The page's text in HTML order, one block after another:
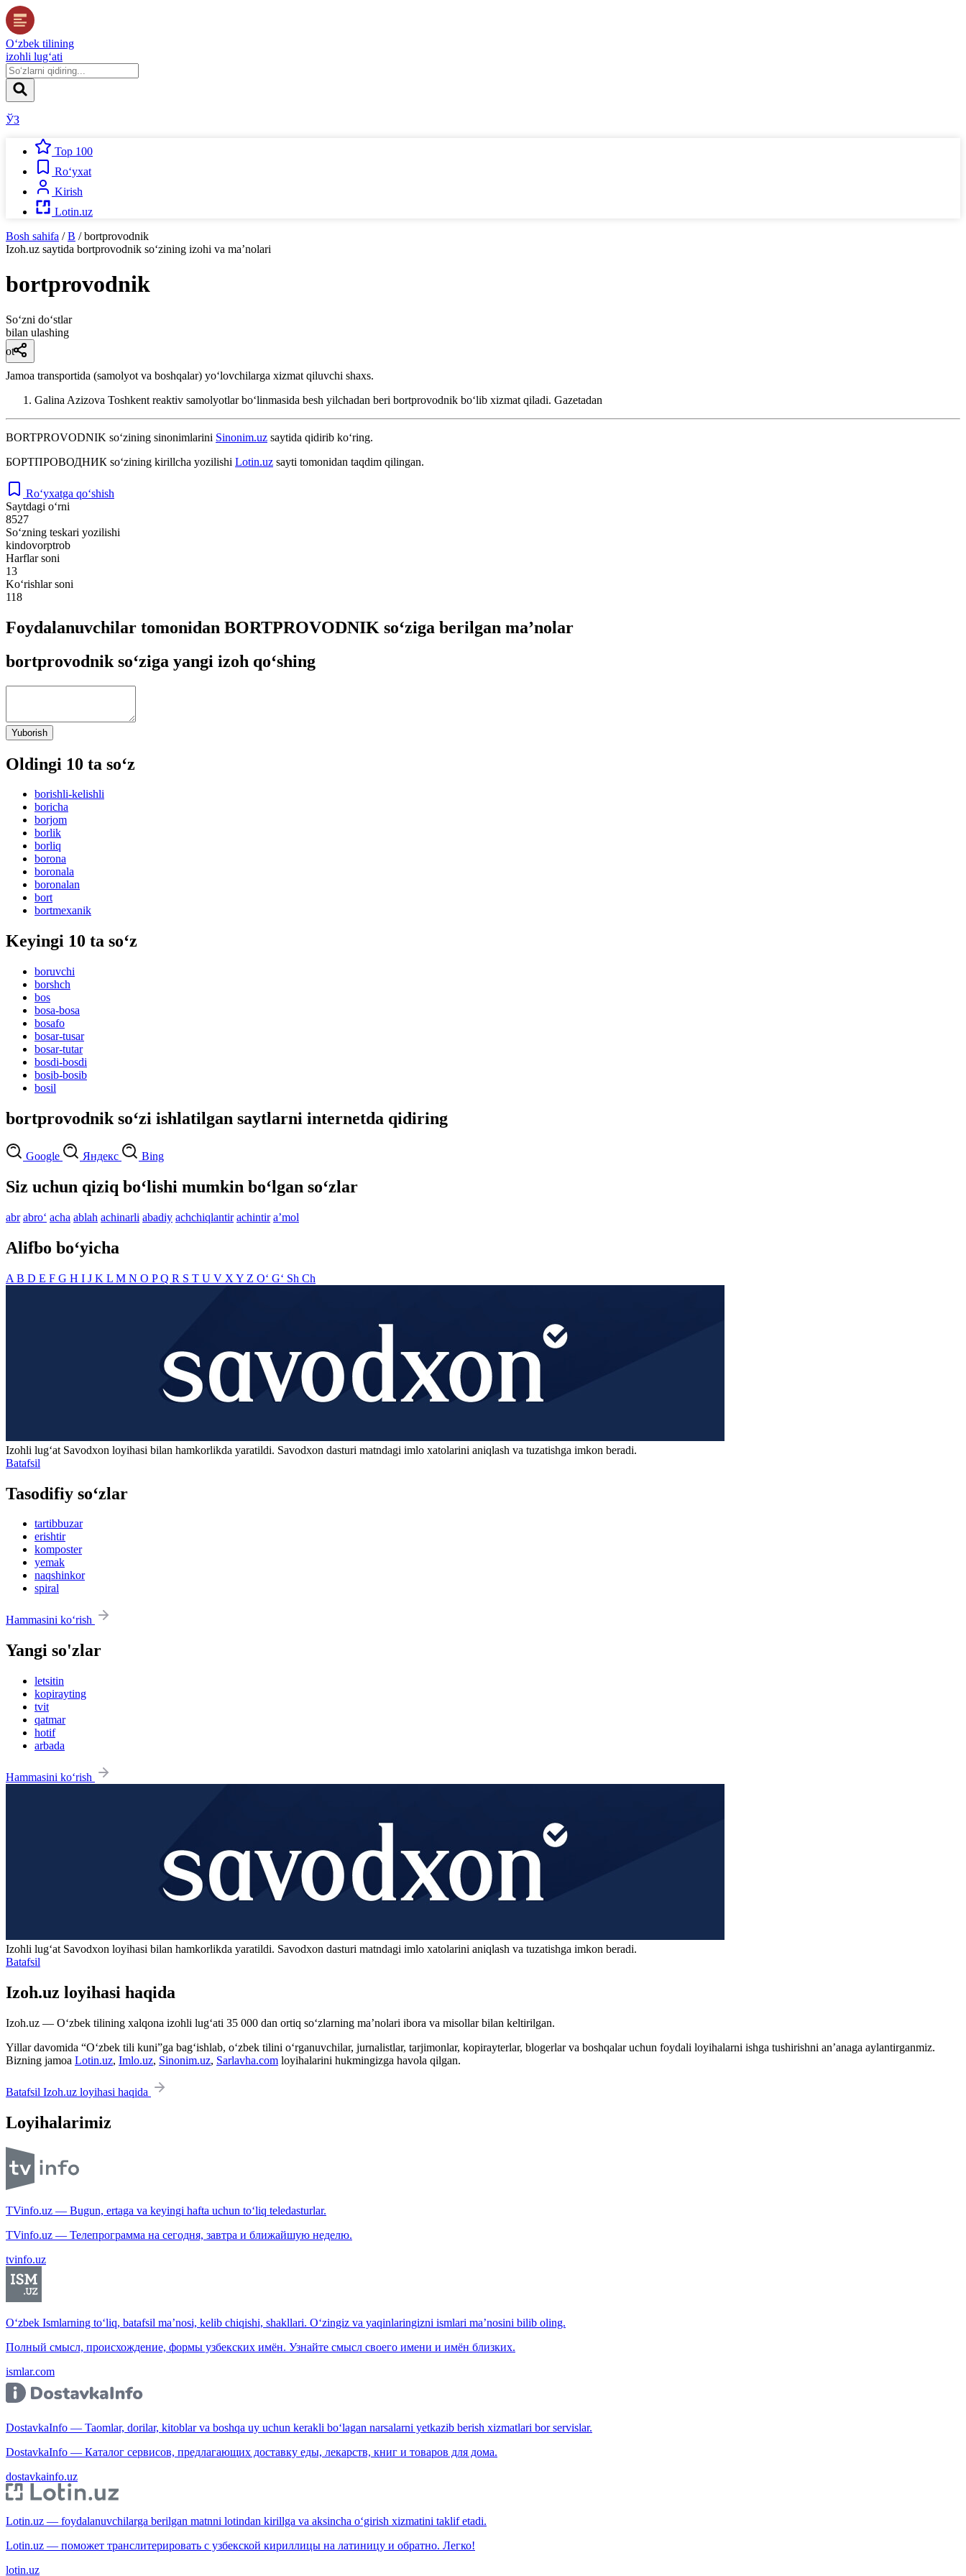
O‘zbek tilining
izohli lug‘ati
ЎЗ
Top 100
Ro‘yxat
Kirish
Lotin.uz
Bosh sahifa / B / bortprovodnik
Izoh.uz saytida bortprovodnik so‘zining izohi va ma’nolari
bortprovodnik
So‘zni do‘stlar
bilan ulashing
ot
Jamoa transportida (samolyot va boshqalar) yoʻlovchilarga xizmat qiluvchi shaxs.
Galina Azizova Toshkent reaktiv samolyotlar boʻlinmasida besh yilchadan beri bortprovodnik boʻlib xizmat qiladi. Gazetadan
BORTPROVODNIK so‘zining sinonimlarini Sinonim.uz saytida qidirib ko‘ring.
БОРТПРОВОДНИК so‘zining kirillcha yozilishi Lotin.uz sayti tomonidan taqdim qilingan.
Ro‘yxatga qo‘shish
Saytdagi o‘rni
8527
So‘zning teskari yozilishi
kindovorptrob
Harflar soni
13
Ko‘rishlar soni
118
Foydalanuvchilar tomonidan BORTPROVODNIK so‘ziga berilgan ma’nolar
bortprovodnik so‘ziga yangi izoh qo‘shing
Yuborish
Oldingi 10 ta so‘z
borishli-kelishli
boricha
borjom
borlik
borliq
borona
boronala
boronalan
bort
bortmexanik
Keyingi 10 ta so‘z
boruvchi
borshch
bos
bosa-bosa
bosafo
bosar-tusar
bosar-tutar
bosdi-bosdi
bosib-bosib
bosil
bortprovodnik so‘zi ishlatilgan saytlarni internetda qidiring
Google Яндекс Bing
Siz uchun qiziq bo‘lishi mumkin bo‘lgan so‘zlar
abr abro‘ acha ablah achinarli abadiy achchiqlantir achintir aʼmol
Alifbo bo‘yicha
A B D E F G H I J K L M N O PQ R S T U V X Y Z O‘ G‘ Sh Ch
Izohli lugʻat Savodxon loyihasi bilan hamkorlikda yaratildi. Savodxon dasturi matndagi imlo xatolarini aniqlash va tuzatishga imkon beradi.
Batafsil
Tasodifiy so‘zlar
tartibbuzar
erishtir
komposter
yemak
naqshinkor
spiral
Hammasini ko‘rish
Yangi so'zlar
letsitin
kopirayting
tvit
qatmar
hotif
arbada
Hammasini ko‘rish
Izohli lugʻat Savodxon loyihasi bilan hamkorlikda yaratildi. Savodxon dasturi matndagi imlo xatolarini aniqlash va tuzatishga imkon beradi.
Batafsil
Izoh.uz loyihasi haqida
Izoh.uz — O‘zbek tilining xalqona izohli lug‘ati 35 000 dan ortiq so‘zlarning ma’nolari ibora va misollar bilan keltirilgan.
Yillar davomida “O‘zbek tili kuni”ga bag‘ishlab, o‘zbek tilini o‘rganuvchilar, jurnalistlar, tarjimonlar, kopirayterlar, blogerlar va boshqalar uchun foydali loyihalarni ishga tushirishni an’anaga aylantirganmiz.
Bizning jamoa Lotin.uz, Imlo.uz, Sinonim.uz, Sarlavha.com loyihalarini hukmingizga havola qilgan.
Batafsil Izoh.uz loyihasi haqida
Loyihalarimiz
TVinfo.uz — Bugun, ertaga va keyingi hafta uchun to‘liq teledasturlar.
TVinfo.uz — Телепрограмма на сегодня, завтра и ближайшую неделю.
tvinfo.uz
O‘zbek Ismlarning to‘liq, batafsil ma’nosi, kelib chiqishi, shakllari. O‘zingiz va yaqinlaringizni ismlari ma’nosini bilib oling.
Полный смысл, происхождение, формы узбекских имён. Узнайте смысл своего имени и имён близких.
ismlar.com
DostavkaInfo — Taomlar, dorilar, kitoblar va boshqa uy uchun kerakli bo‘lagan narsalarni yetkazib berish xizmatlari bor servislar.
DostavkaInfo — Каталог сервисов, предлагающих доставку еды, лекарств, книг и товаров для дома.
dostavkainfo.uz
Lotin.uz — foydalanuvchilarga berilgan matnni lotindan kirillga va aksincha o‘girish xizmatini taklif etadi.
Lotin.uz — поможет транслитерировать с узбекской кириллицы на латиницу и обратно. Легко!
lotin.uz